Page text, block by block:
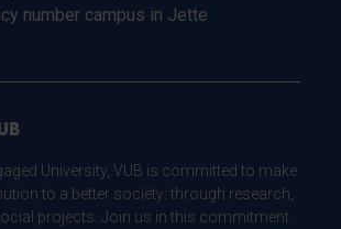
number campus in Jette
University, VUB is committed to make
to a better society: through research,
projects. Join us in this commitment.